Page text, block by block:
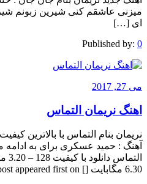
میزنی عاشقم کنی شیرین زبونم
ای […]
Published by: 0
می 27, 2017
اهنگ نریمان التماس
آهنگ : حمید عسکری برای به
6.30 مگابایت [] The post appeared first on .